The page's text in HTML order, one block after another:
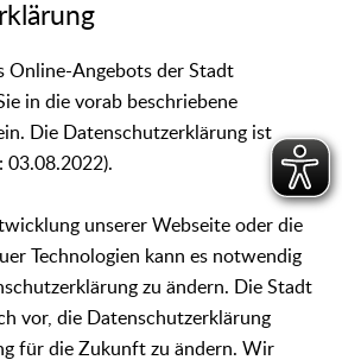
Online-Angebots der Stadt
in die vorab beschriebene
Die Datenschutzerklärung ist
03.08.2022).
unserer Webseite oder die
Technologien kann es notwendig
zu ändern. Die Stadt
vor, die Datenschutzerklärung
für die Zukunft zu ändern. Wir